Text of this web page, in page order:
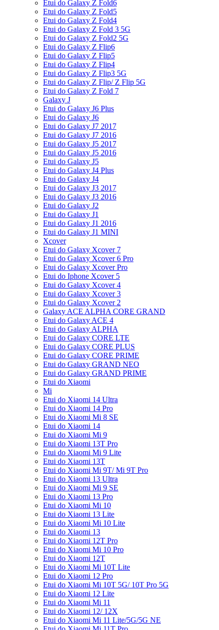
Etui do Galaxy Z Fold6
Etui do Galaxy Z Fold5
Etui do Galaxy Z Fold4
Etui do Galaxy Z Fold 3 5G
Etui do Galaxy Z Fold2 5G
Etui do Galaxy Z Flip6
Etui do Galaxy Z Flip5
Etui do Galaxy Z Flip4
Etui do Galaxy Z Flip3 5G
Etui do Galaxy Z Flip/ Z Flip 5G
Etui do Galaxy Z Fold 7
Galaxy J
Etui do Galaxy J6 Plus
Etui do Galaxy J6
Etui do Galaxy J7 2017
Etui do Galaxy J7 2016
Etui do Galaxy J5 2017
Etui do Galaxy J5 2016
Etui do Galaxy J5
Etui do Galaxy J4 Plus
Etui do Galaxy J4
Etui do Galaxy J3 2017
Etui do Galaxy J3 2016
Etui do Galaxy J2
Etui do Galaxy J1
Etui do Galaxy J1 2016
Etui do Galaxy J1 MINI
Xcover
Etui do Galaxy Xcover 7
Etui do Galaxy Xcover 6 Pro
Etui do Galaxy Xcover Pro
Etui do Iphone Xcover 5
Etui do Galaxy Xcover 4
Etui do Galaxy Xcover 3
Etui do Galaxy Xcover 2
Galaxy ACE ALPHA CORE GRAND
Etui do Galaxy ACE 4
Etui do Galaxy ALPHA
Etui do Galaxy CORE LTE
Etui do Galaxy CORE PLUS
Etui do Galaxy CORE PRIME
Etui do Galaxy GRAND NEO
Etui do Galaxy GRAND PRIME
Etui do Xiaomi
Mi
Etui do Xiaomi 14 Ultra
Etui do Xiaomi 14 Pro
Etui do Xiaomi Mi 8 SE
Etui do Xiaomi 14
Etui do Xiaomi Mi 9
Etui do Xiaomi 13T Pro
Etui do Xiaomi Mi 9 Lite
Etui do Xiaomi 13T
Etui do Xiaomi Mi 9T/ Mi 9T Pro
Etui do Xiaomi 13 Ultra
Etui do Xiaomi Mi 9 SE
Etui do Xiaomi 13 Pro
Etui do Xiaomi Mi 10
Etui do Xiaomi 13 Lite
Etui do Xiaomi Mi 10 Lite
Etui do Xiaomi 13
Etui do Xiaomi 12T Pro
Etui do Xiaomi Mi 10 Pro
Etui do Xiaomi 12T
Etui do Xiaomi Mi 10T Lite
Etui do Xiaomi 12 Pro
Etui do Xiaomi Mi 10T 5G/ 10T Pro 5G
Etui do Xiaomi 12 Lite
Etui do Xiaomi Mi 11
Etui do Xiaomi 12/ 12X
Etui do Xiaomi Mi 11 Lite/5G/5G NE